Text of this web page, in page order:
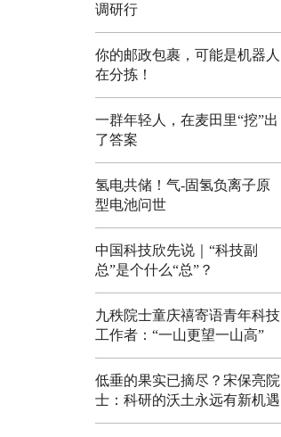
调研行
你的邮政包裹，可能是机器人
在分拣！
一群年轻人，在麦田里“挖”出
了答案
氢电共储！气-固氢负离子原
型电池问世
中国科技欣先说｜“科技副
总”是个什么“总”？
九秩院士童庆禧寄语青年科技
工作者：“一山更望一山高”
低垂的果实已摘尽？宋保亮院
士：科研的沃土永远有新机遇